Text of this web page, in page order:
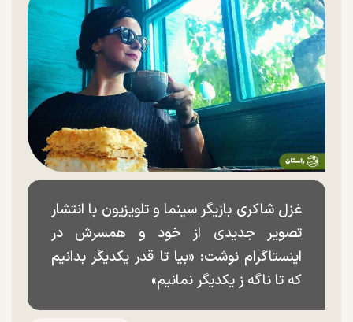
غزل شاکری بازیگر سینما و تلویزیون با انتشار
تصویر جدیدی از خود و همسرش در
اینستاگرام نوشت: «بیا تا قدر یکدیگر بدانیم
که تا ناگه ز یکدیگر نمانیم»